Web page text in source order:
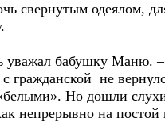
свернутым одеялом,
бабушку Маню. –
гражданской не
Но дошли
непрерывно на